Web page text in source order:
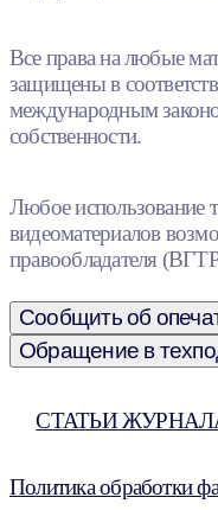
Все права на любые
защищены в
международным
собственности.
Любое использование
видеоматериалов
правообладателя
Сообщить об
Обращение в
СТАТЬИ
Политика обработки